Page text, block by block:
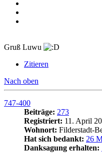
Gruß Luwu
Zitieren
Nach oben
747-400
Beiträge: 273
Registriert: 11. April
Wohnort: Filderstadt-
Hat sich bedankt: 26
Danksagung erhalten: